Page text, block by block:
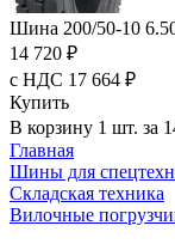
Шина 200/50-10
14 720 ₽
с НДС 17 664 ₽
Купить
В корзину 1 шт. за
Главная
Шины для
Складская техника
Вилочные